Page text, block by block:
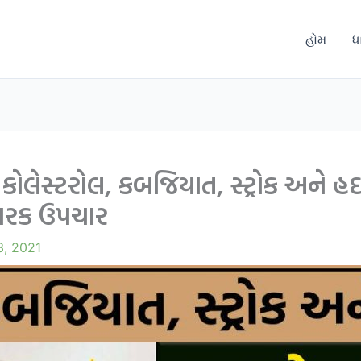
હોમ
કબજિયાત, સ્ટ્રોક અને
ઉપચાર
2021